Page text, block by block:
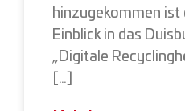
hinzugekommen ist
Einblick in das
„Digitale
[…]